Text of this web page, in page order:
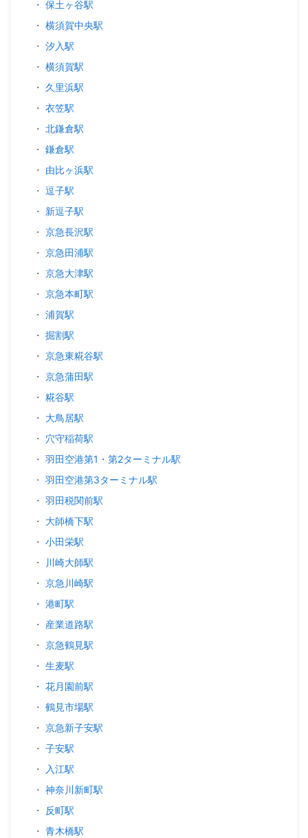
・ 保土ヶ谷駅
・ 横須賀中央駅
・ 汐入駅
・ 横須賀駅
・ 久里浜駅
・ 衣笠駅
・ 北鎌倉駅
・ 鎌倉駅
・ 由比ヶ浜駅
・ 逗子駅
・ 新逗子駅
・ 京急長沢駅
・ 京急田浦駅
・ 京急大津駅
・ 京急本町駅
・ 浦賀駅
・ 掘割駅
・ 京急東糀谷駅
・ 京急蒲田駅
・ 糀谷駅
・ 大鳥居駅
・ 穴守稲荷駅
・ 羽田空港第1・第2ターミナル駅
・ 羽田空港第3ターミナル駅
・ 羽田税関前駅
・ 大師橋下駅
・ 小田栄駅
・
川崎大師駅
・ 京急川崎駅
・ 港町駅
・ 産業道路駅
・ 京急鶴見駅
・ 生麦駅
・ 花月園前駅
・ 鶴見市場駅
・ 京急新子安駅
・ 子安駅
・
入江駅
・ 神奈川新町駅
・
反町駅
・ 青木橋駅